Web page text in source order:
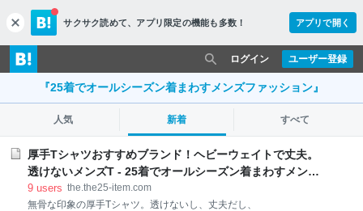
c
l
o
s
サクサク読めて、 アプリ限定の機能も多数！ アプリで開く
ユーザー登録
ログイン
『25着でオールシーズン着まわすメンズファッション』
人気 新着 すべて
厚手Tシャツおすすめブランド！ヘビーウェイトで丈夫。
透けないメンズT - 25着でオールシーズン着まわすメンズ
ファッション
9 users the.the25-item.com
無骨な印象の厚手Tシャツ。透けないし、丈夫だし、